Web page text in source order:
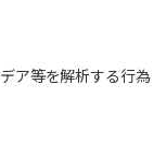
ア等を解析する行為